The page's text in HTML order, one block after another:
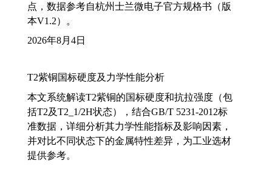
点，数据参考自杭州士兰微电子官方规格书（版
本V1.2）。
2026年8月4日
T2紫铜国标硬度及力学性能分析
本文系统解读T2紫铜的国标硬度和抗拉强度（包
括T2及T2_1/2H状态），结合GB/T 5231-2012标
准数据，详细分析其力学性能指标及影响因素，
并对比不同状态下的金属特性差异，为工业选材
提供参考。